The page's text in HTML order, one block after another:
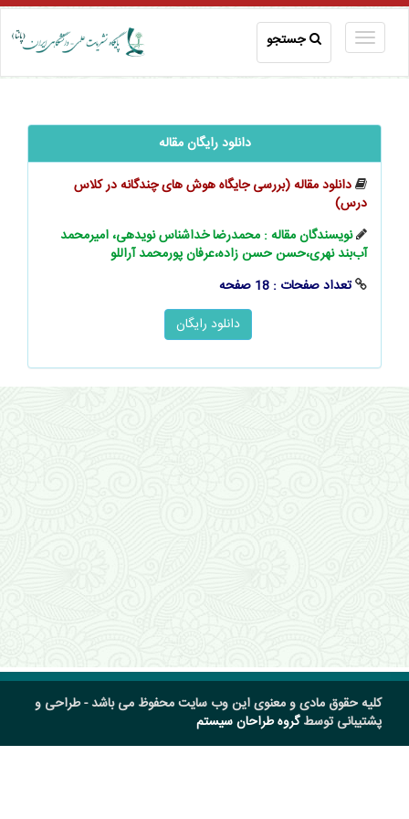
جستجو
دانلود رایگان مقاله
دانلود مقاله (بررسی جایگاه هوش ‌‌‌های چندگانه در کلاس
درس)
نویسندگان مقاله : محمدرضا خداشناس نویدهی، امیرمحمد
آب‌بند نهری،حسن حسن‌ زاده،عرفان پورمحمد آراللو
تعداد صفحات : 18 صفحه
کلیه حقوق مادی و معنوی این وب سایت محفوظ می باشد - طراحی و
پشتیبانی توسطگروه طراحان سیستم